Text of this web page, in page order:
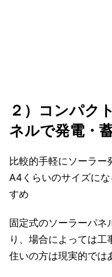
２）コンパク
ネルで発電・
比較的手軽にソーラー
A4くらいのサイズに
すめ
固定式のソーラーパネ
り、場合によっては
住いの方は現実的では